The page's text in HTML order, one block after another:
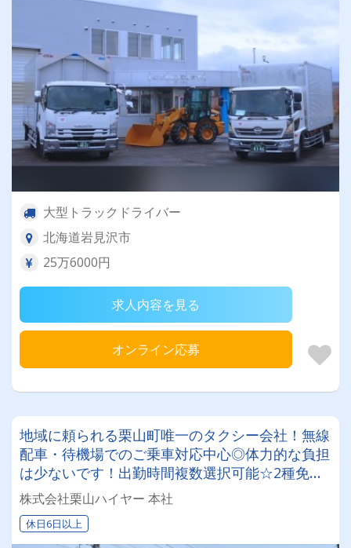
大型トラックドライバー
北海道岩見沢市
25万6000円
求人内容を見る
オンライン応募
地域に頼られる栗山町唯一のタクシー会社！無線
配車・待機場でのご乗車対応中心◎体力的な負担
は少ないです！出勤時間複数選択可能☆2種免許
取得費用は会社負担でドライバーデビュー可能！
株式会社栗山ハイヤー 本社
休日6日以上